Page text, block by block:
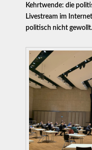
Kehrtwende: die
Livestream im
politisch nicht gewollt.